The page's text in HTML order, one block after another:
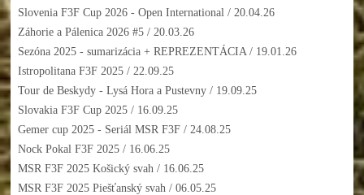
Slovenia F3F Cup 2026 - Open International / 20.04.26
Záhorie a Pálenica 2026 #5/ 20.03.26
Sezóna 2025 - sumarizácia + REPREZENTÁCIA/ 19.01.26
Istropolitana F3F 2025/ 22.09.25
Tour de Beskydy - Lysá Hora a Pustevny/ 19.09.25
Slovakia F3F Cup 2025/ 16.09.25
Gemer cup 2025 - Seriál MSR F3F/ 24.08.25
Nock Pokal F3F 2025/ 16.06.25
MSR F3F 2025 Košický svah / 16.06.25
MSR F3F 2025 Piešťanský svah / 06.05.25